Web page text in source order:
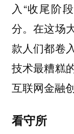
入“收尾阶
分。在这场
款人们都卷
技术最糟糕
互联网金融
看守所